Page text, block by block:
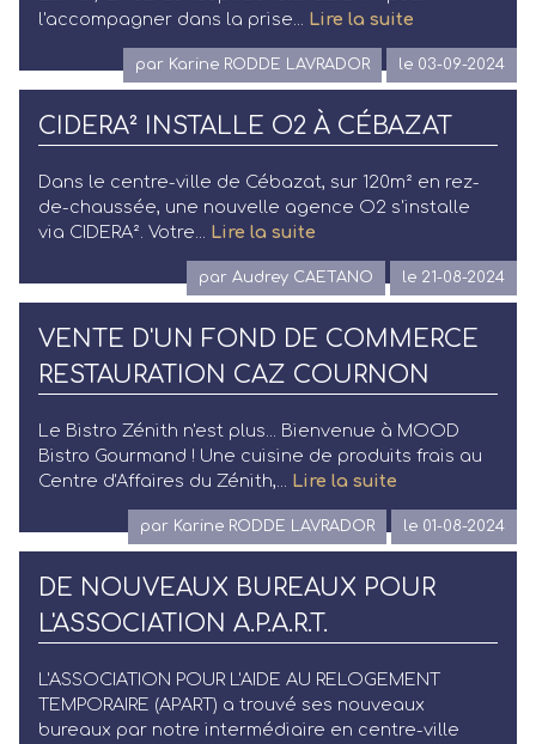
l'accompagner dans la prise...
Lire la suite
par Karine RODDE LAVRADOR le 03-09-2024
CIDERA² INSTALLE O2 À CÉBAZAT
Dans le centre-ville de Cébazat, sur 120m² en rez-
de-chaussée, une nouvelle agence O2 s'installe
via CIDERA². Votre...
Lire la suite
par Audrey CAETANO le 21-08-2024
VENTE D'UN FOND DE COMMERCE
RESTAURATION CAZ COURNON
Le Bistro Zénith n'est plus... Bienvenue à MOOD
Bistro Gourmand ! Une cuisine de produits frais au
Centre d'Affaires du Zénith,...
Lire la suite
par Karine RODDE LAVRADOR le 01-08-2024
DE NOUVEAUX BUREAUX POUR
L'ASSOCIATION A.P.A.R.T.
L'ASSOCIATION POUR L'AIDE AU RELOGEMENT
TEMPORAIRE (APART) a trouvé ses nouveaux
bureaux par notre intermédiaire en centre-ville